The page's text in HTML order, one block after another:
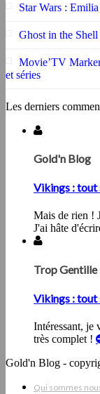
Star Wars :
Ghost in the
Movie’TV
et séries
Les derniers
Gold'n Blog
Vikings : tout
Mais de rien !
J'ai hâte
Trop Gentille
Vikings : tout
Intéressant, je
très complet !
Gold'n Blog -
Qui sommes